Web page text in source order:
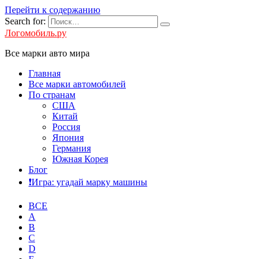
Перейти к содержанию
Search for:
Логомобиль.ру
Все марки авто мира
Главная
Все марки автомобилей
По странам
США
Китай
Россия
Япония
Германия
Южная Корея
Блог
❗️Игра: угадай марку машины
ВСЕ
A
B
C
D